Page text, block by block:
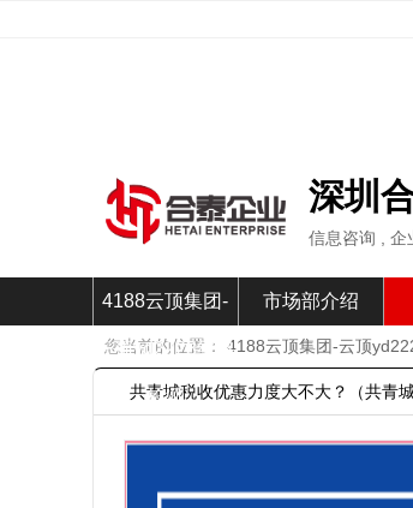
深圳
信息咨询 , 企
4188云顶集团-
云顶yd2223线路
检测
市场部介绍
您当前的位置： 4188云顶集团-云顶
共青城税收优惠力度大不大？（共青